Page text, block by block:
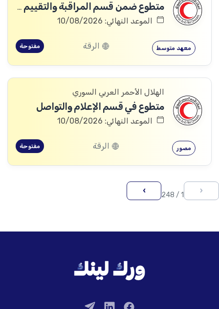
متطوع ضمن قسم المراقبة والتقييم والتعلم (MEAL)
الموعد النهائي: 10/08/2026
معهد متوسط الرقة مفتوحة
الهلال الأحمر العربي السوري
متطوع في قسم الإعلام والتواصل
الموعد النهائي: 10/08/2026
مصور الرقة مفتوحة
‹
1 / 248
›